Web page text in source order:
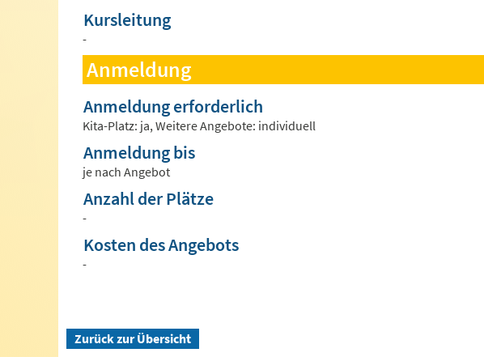
Kursleitung
-
Anmeldung
Anmeldung erforderlich
Kita-Platz: ja, Weitere Angebote: individuell
Anmeldung bis
je nach Angebot
Anzahl der Plätze
-
Kosten des Angebots
-
Zurück zur Übersicht